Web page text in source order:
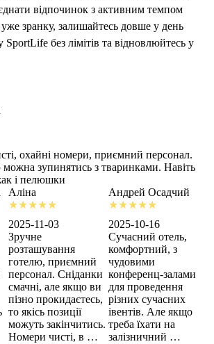
відпочинок з активним темпом
зранку, залишайтесь довше у день
SportLife без лімітів та відновлюйтесь у
охайні номери, приємний персонал.
зупинятись з тваринками. Навіть
і пелюшки
Аліна
2025-11-03
Зручне
розташування
готелю, приємний
персонал. Сніданки
смачні, але якщо ви
пізно прокидаєтесь,
то якісь позиції
можуть закінчитись.
Номери чисті, в …
Андрей Осадчий
2025-10-16
Сучасний отель,
комфортний, з
чудовими
конференц-залами
для проведення
різних сучасних
івентів. Але якщо
треба їхати на
залізничний …